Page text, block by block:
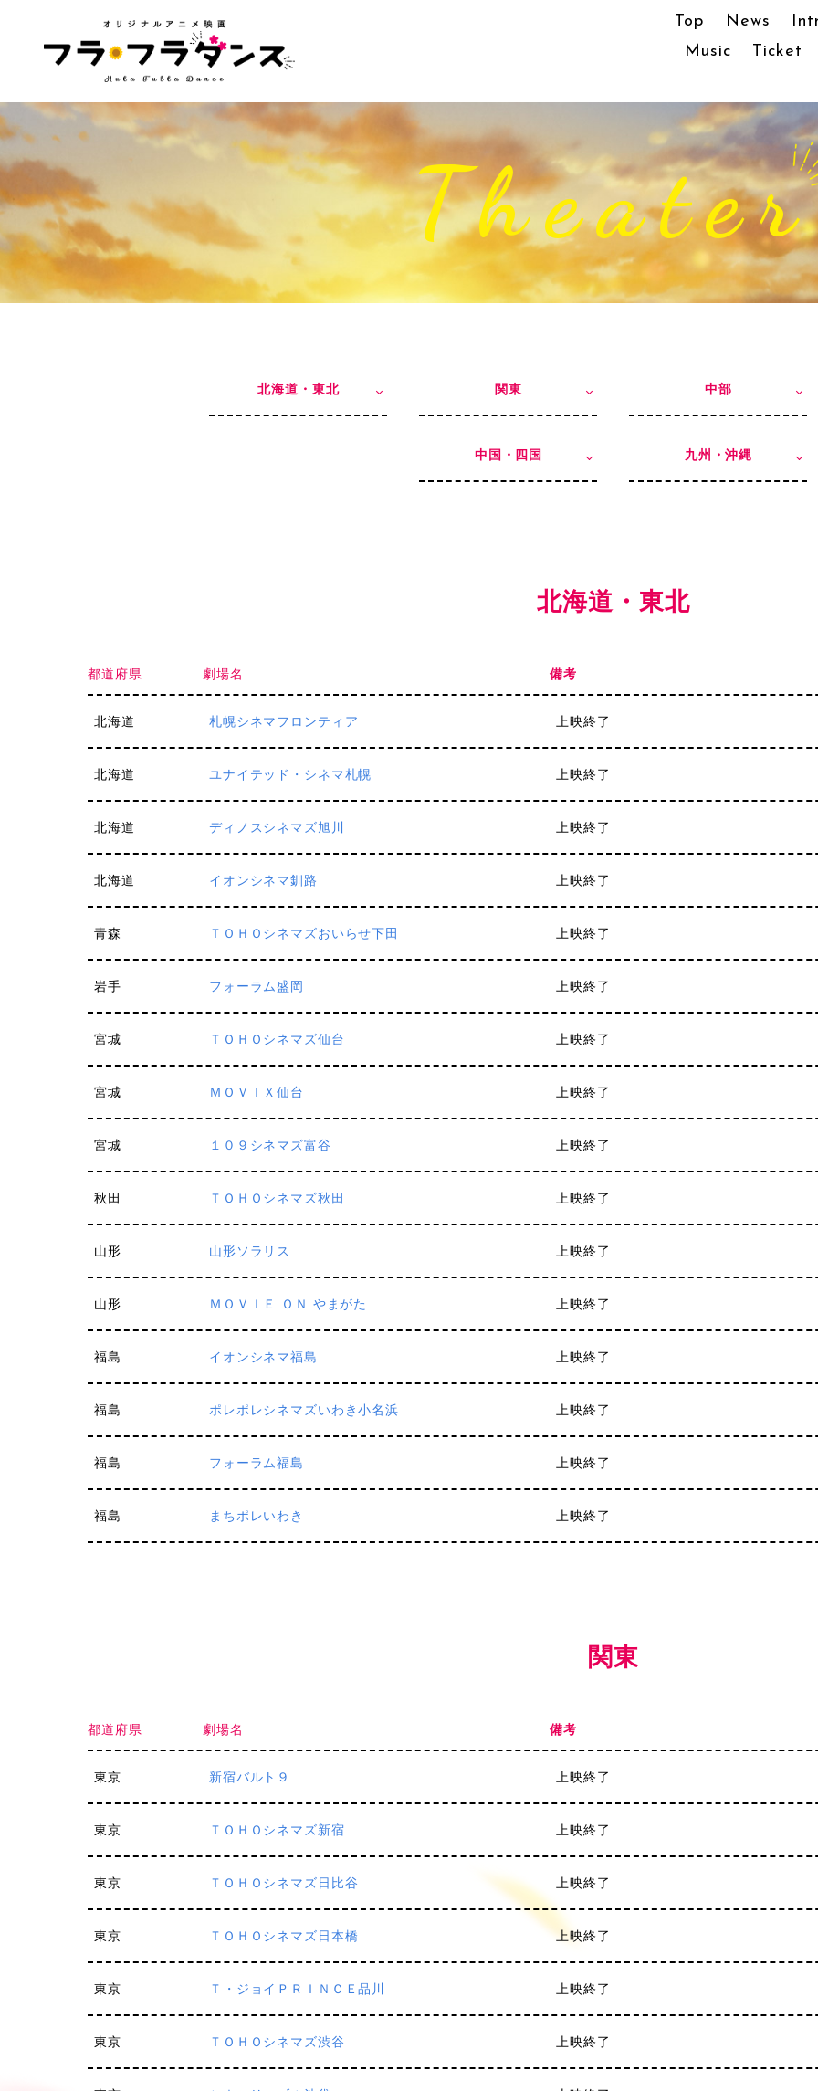
Top News
Music
Ticket
Theater
北海道・東北 関東 中部
中国・四国 九州・沖縄
北海道・東北
都道府県 劇場名 備考
北海道 札幌シネマフロンティア 上映終了
北海道 ユナイテッド・シネマ札幌 上映終了
北海道 ディノスシネマズ旭川 上映終了
北海道 イオンシネマ釧路 上映終了
青森 ＴＯＨＯシネマズおいらせ下田 上映終了
岩手 フォーラム盛岡 上映終了
宮城 ＴＯＨＯシネマズ仙台 上映終了
宮城 ＭＯＶＩＸ仙台 上映終了
宮城 １０９シネマズ富谷 上映終了
秋田 ＴＯＨＯシネマズ秋田 上映終了
山形 山形ソラリス 上映終了
山形 ＭＯＶＩＥ ＯＮ やまがた 上映終了
福島 イオンシネマ福島 上映終了
福島 ポレポレシネマズいわき小名浜 上映終了
福島 フォーラム福島 上映終了
福島 まちポレいわき 上映終了
関東
都道府県 劇場名 備考
東京 新宿バルト９ 上映終了
東京 ＴＯＨＯシネマズ新宿 上映終了
東京 ＴＯＨＯシネマズ日比谷 上映終了
東京 ＴＯＨＯシネマズ日本橋 上映終了
東京 Ｔ・ジョイＰＲＩＮＣＥ品川 上映終了
東京 ＴＯＨＯシネマズ渋谷 上映終了